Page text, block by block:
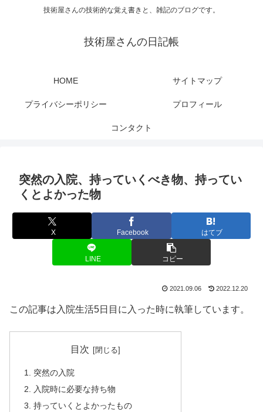
技術屋さんの技術的な覚え書きと、雑記のブログです。
技術屋さんの日記帳
HOME サイトマップ
プライバシーポリシー プロフィール
コンタクト
突然の入院、持っていくべき物、持ってい
くとよかった物
X Facebook はてブ
LINE コピー
2021.09.06 2022.12.20
この記事は入院生活5日目に入った時に執筆しています。
目次
突然の入院
入院時に必要な持ち物
持っていくとよかったもの